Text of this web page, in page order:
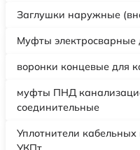
Заглушки наружные
Муфты электросварные
воронки концевые для
муфты ПНД
соединительные
Уплотнители